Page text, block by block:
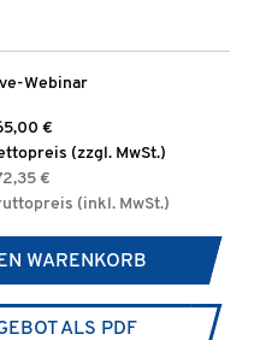
Webinar
€
(zzgl. MwSt.)
€
(inkl. MwSt.)
WARENKORB
ALS PDF